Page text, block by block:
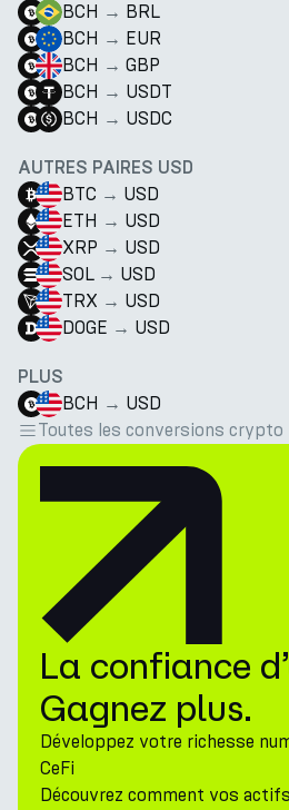
BCH → BRL
BCH → EUR
BCH → GBP
BCH → USDT
BCH → USDC
AUTRES PAIRES USD
BTC → USD
ETH → USD
XRP → USD
SOL → USD
TRX → USD
DOGE → USD
PLUS
BCH → USD
Toutes les conversions crypto
La confiance
Gagnez plus.
Développez votre richesse
CeFi
Découvrez comment vos